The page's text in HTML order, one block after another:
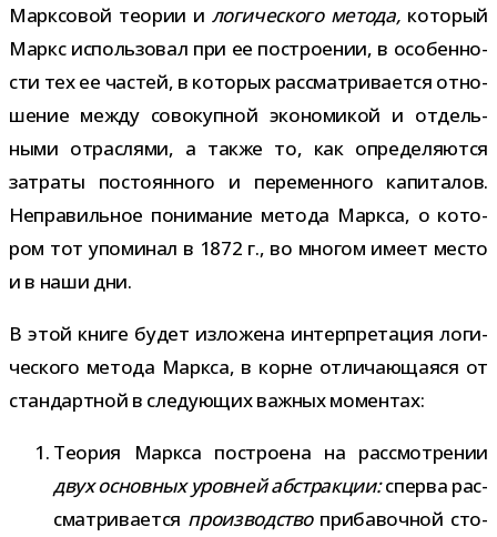
Марксовой тео­рии и логи­че­ского метода, кото­рый
Маркс исполь­зо­вал при ее постро­е­нии, в осо­бен­но­
сти тех ее частей, в кото­рых рас­смат­ри­ва­ется отно­
ше­ние между сово­куп­ной эко­но­ми­кой и отдель­
ными отрас­лями, а также то, как опре­де­ля­ются
затраты посто­ян­ного и пере­мен­ного капи­та­лов.
Неправильное пони­ма­ние метода Маркса, о кото­
ром тот упо­ми­нал в 1872 г., во мно­гом имеет место
и в наши дни.
В этой книге будет изло­жена интер­пре­та­ция логи­
че­ского метода Маркса, в корне отли­ча­ю­ща­яся от
стан­дарт­ной в сле­ду­ю­щих важ­ных моментах:
Теория Маркса постро­ена на рас­смот­ре­нии
двух основ­ных уров­ней абстрак­ции:сперва рас­
смат­ри­ва­ется про­из­вод­ствопри­ба­воч­ной сто­